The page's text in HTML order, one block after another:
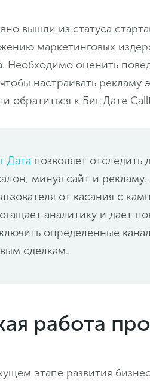
вышли из статуса
маркетинговых
Необходимо оценить
настраивать
обратиться к Биг Дате
Дата позволяет отследить
минуя сайт и
от касания с
аналитику и дает
определенные
сделкам.
работа
этапе развития